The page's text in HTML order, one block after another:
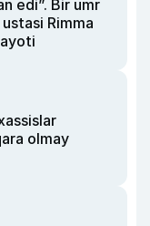
edi”. Bir umr
Rimma
olmay